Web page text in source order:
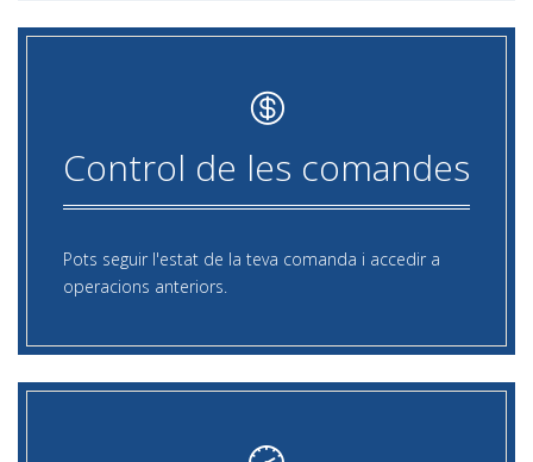
Control de les comandes
Pots seguir l'estat de la teva comanda i accedir a
operacions anteriors.